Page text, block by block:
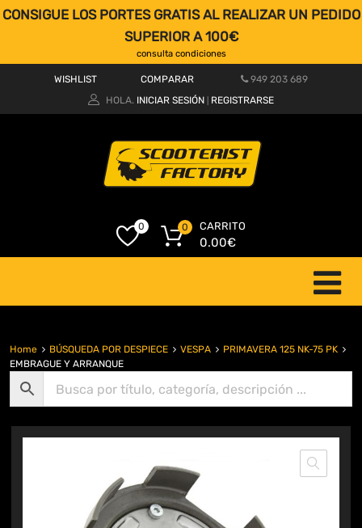
CONSIGUE LOS PORTES GRATIS AL REALIZAR UN PEDIDO
SUPERIOR A 100€
consulta condiciones
WISHLIST COMPARAR
949 203 689
HOLA. INICIAR SESIÓN REGISTRARSE
0 CARRITO
0.00€
0
Home BÚSQUEDA POR DESPIECE VESPA
PRIMAVERA 125 NK-75 PK
EMBRAGUE Y ARRANQUE